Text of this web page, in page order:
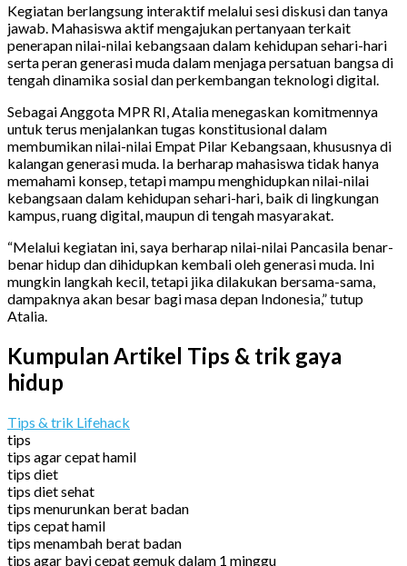
Kegiatan berlangsung interaktif melalui sesi diskusi dan tanya
jawab. Mahasiswa aktif mengajukan pertanyaan terkait
penerapan nilai-nilai kebangsaan dalam kehidupan sehari-hari
serta peran generasi muda dalam menjaga persatuan bangsa di
tengah dinamika sosial dan perkembangan teknologi digital.
Sebagai Anggota MPR RI, Atalia menegaskan komitmennya
untuk terus menjalankan tugas konstitusional dalam
membumikan nilai-nilai Empat Pilar Kebangsaan, khususnya di
kalangan generasi muda. Ia berharap mahasiswa tidak hanya
memahami konsep, tetapi mampu menghidupkan nilai-nilai
kebangsaan dalam kehidupan sehari-hari, baik di lingkungan
kampus, ruang digital, maupun di tengah masyarakat.
“Melalui kegiatan ini, saya berharap nilai-nilai Pancasila benar-
benar hidup dan dihidupkan kembali oleh generasi muda. Ini
mungkin langkah kecil, tetapi jika dilakukan bersama-sama,
dampaknya akan besar bagi masa depan Indonesia,” tutup
Atalia.
Kumpulan Artikel Tips & trik gaya
hidup
Tips & trik Lifehack
tips
tips agar cepat hamil
tips diet
tips diet sehat
tips menurunkan berat badan
tips cepat hamil
tips menambah berat badan
tips agar bayi cepat gemuk dalam 1 minggu